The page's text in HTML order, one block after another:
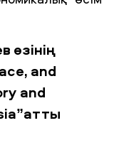
өзінің
and
and